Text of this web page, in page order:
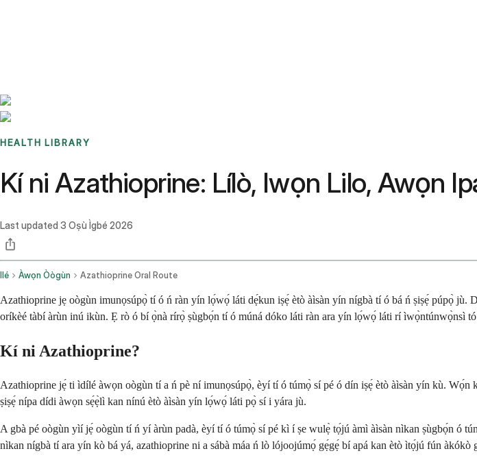
HEALTH LIBRARY
Kí ni Azathioprine: Lílò, Iwọn Lilo, Awọn
Last updated 3 Oṣù Ìgbé 2026
Ilé Àwọn Òògùn Azathioprine Oral Route
Azathioprine jẹ oògùn imunọsúpọ̀ tí ó ń ràn yín lọ́wọ́ láti dẹ́kun iṣẹ́ ètò àìsàn yín nígbà tí ó bá ń ṣiṣẹ́ púpọ̀
oríkèé tàbí àrùn inú ikùn. Ẹ rò ó bí ọ̀nà rírọ̀ ṣùgbọ́n tí ó múná dóko láti ràn ara yín lọ́wọ́ láti rí ìwọ̀ntúnwọ̀nsì tó
Kí ni Azathioprine?
Azathioprine jẹ́ ti ìdílé àwọn oògùn tí a ń pè ní imunọsúpọ̀, èyí tí ó túmọ̀ sí pé ó dín iṣẹ́ ètò àìsàn yín kù.
ṣiṣẹ́ nípa dídi àwọn sẹ́ẹ̀lì kan nínú ètò àìsàn yín lọ́wọ́ láti pọ̀ sí i yára jù.
A gbà pé oògùn yìí jẹ́ oògùn tí ń yí àrùn padà, èyí tí ó túmọ̀ sí pé kì í ṣe wulẹ̀ tọ́jú àmì àìsàn nìkan ṣùgbọ́n
nìkan nígbà tí ara yín kò bá yá, azathioprine ni a sábà máa ń lò lójoojúmọ́ gẹ́gẹ́ bí apá kan ètò ìtọ́jú fún àkókò